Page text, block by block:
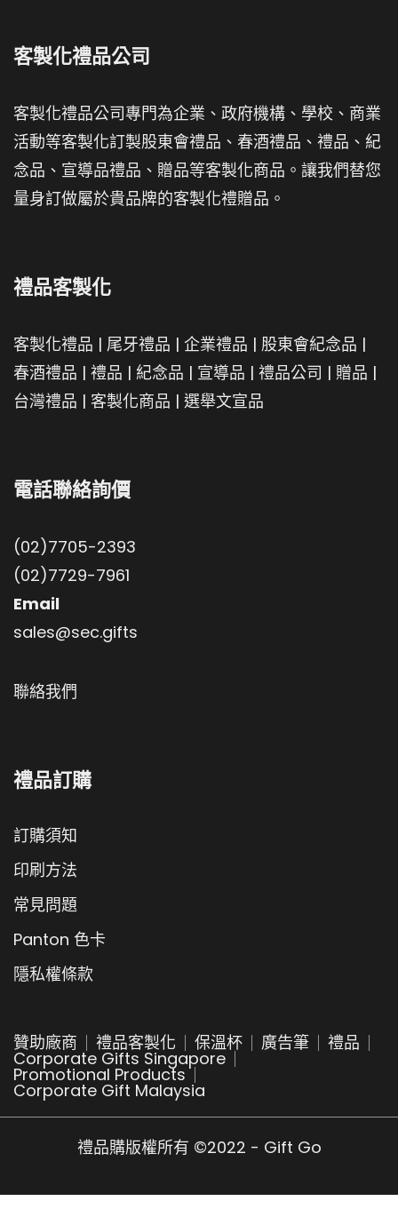
客製化禮品公司
客製化禮品公司專門為企業、政府機構、學校、商業
活動等客製化訂製股東會禮品、春酒禮品、禮品、紀
念品、宣導品禮品、贈品等客製化商品。讓我們替您
量身訂做屬於貴品牌的客製化禮贈品。
禮品客製化
客製化禮品 | 尾牙禮品 | 企業禮品 | 股東會紀念品 |
春酒禮品 | 禮品 | 紀念品 | 宣導品 | 禮品公司 | 贈品 |
台灣禮品 | 客製化商品 | 選舉文宣品
電話聯絡詢價
(02)7705-2393
(02)7729-7961
Email
sales@sec.gifts
聯絡我們
禮品訂購
訂購須知
印刷方法
常見問題
Panton 色卡
隱私權條款
贊助廠商 禮品客製化 保溫杯 廣告筆 禮品
Corporate Gifts Singapore
Promotional Products
Corporate Gift Malaysia
禮品購版權所有 ©2022 - Gift Go